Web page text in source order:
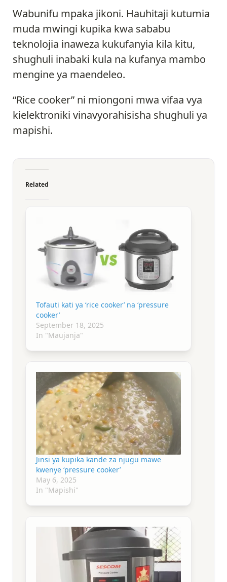
Wabunifu mpaka jikoni. Hauhitaji kutumia
muda mwingi kupika kwa sababu
teknolojia inaweza kukufanyia kila kitu,
shughuli inabaki kula na kufanya mambo
mengine ya maendeleo.
“Rice cooker” ni miongoni mwa vifaa vya
kielektroniki vinavyorahisisha shughuli ya
mapishi.
Related
Tofauti kati ya ‘rice cooker’ na ‘pressure
cooker’
September 18, 2025
In "Maujanja"
Jinsi ya kupika kande za njugu mawe
kwenye ‘pressure cooker’
May 6, 2025
In "Mapishi"